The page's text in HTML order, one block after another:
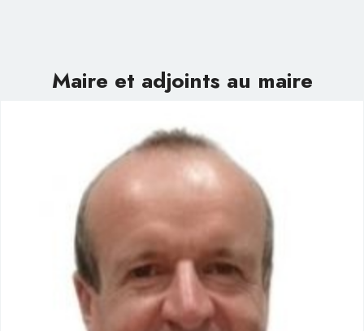
Maire et adjoints au maire